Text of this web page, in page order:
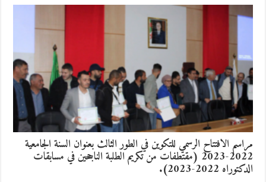
مراسم الافتتاح الرسمي للتكوين في الطور الثالث بعنوان السنة الجامعية
2022-2023 (مقتطفات من تكريم الطلبة الناجحين في مسابقات
الدكتوراه 2022-2023).